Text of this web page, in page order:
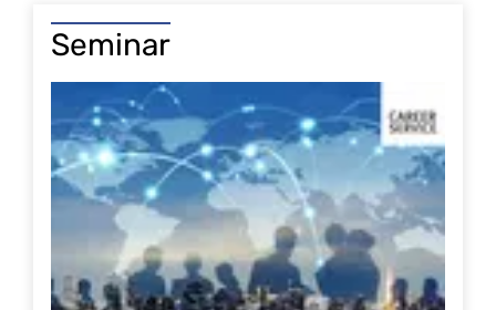
Seminar